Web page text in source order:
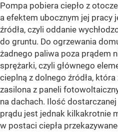
Pompa pobiera ciepło z
a efektem ubocznym jej pracy
źródła, czyli oddanie
do gruntu. Do ogrzewania
żadnego paliwa poza prądem
sprężarki, czyli głównego
cieplną z dolnego źródła,
zasilona z paneli
na dachach. Ilość
prądu jest jednak kilkakrotnie
w postaci ciepła